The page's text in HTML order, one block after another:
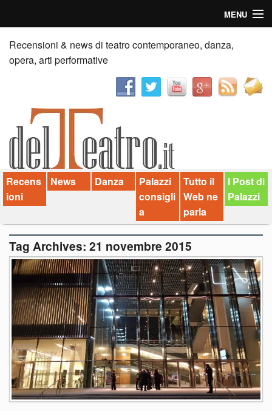
MENU
Home
Recensioni
News
Palazzi consiglia
Video
Chi siamo
Contatti
dT in English
Recensioni & news di teatro contemporaneo, danza,
opera, arti performative
Recens
ioni
News Danza
Palazzi
consigli
a
Tutto il
Web ne
parla
I Post di
Palazzi
Tag Archives: 21 novembre 2015